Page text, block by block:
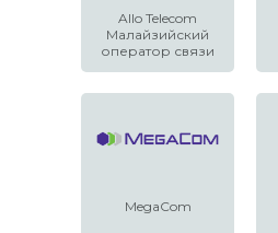
Allo Telecom
Малайзийский
оператор связи
MegaCom